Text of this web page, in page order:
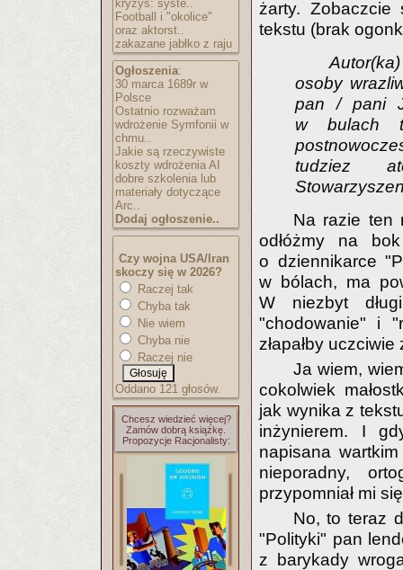
kryzys: syste..
Football i "okolice"
oraz aktorst..
zakazane jabłko z raju
Ogłoszenia:
30 marca 1689r w
Polsce
Ostatnio rozważam
wdrożenie Symfonii w
chmu..
Jakie są rzeczywiste
koszty wdrożenia AI
dobre szkolenia lub
materiały dotyczące
Arc..
Dodaj ogłoszenie..
Czy wojna USA/Iran
skoczy się w 2026?
Raczej tak
Chyba tak
Nie wiem
Chyba nie
Raczej nie
Oddano 121 głosów.
Chcesz wiedzieć więcej?
Zamów dobrą książkę.
Propozycje Racjonalisty:
żarty.
tekstu (brak
osoby
pan / pani
w bulach
tudziez
Na razie ten
odłóżmy na
o dziennikarce
w bólach, ma
W niezbyt
"chodowanie" i
złapałby
Ja wiem,
cokolwiek
jak wynika z
inżynierem. I
napisana
nieporadny,
przypomniał mi
No, to teraz
"Polityki" pan
z barykady